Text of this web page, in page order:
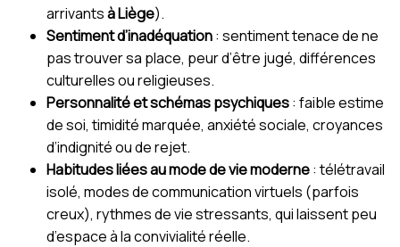
arrivantsà Liège).
Sentiment d’inadéquation: sentiment tenace de ne
pas trouver sa place, peur d’être jugé, différences
culturelles ou religieuses.
Personnalité et schémas psychiques: faible estime
de soi, timidité marquée, anxiété sociale, croyances
d’indignité ou de rejet.
Habitudes liées au mode de vie moderne: télétravail
isolé, modes de communication virtuels (parfois
creux), rythmes de vie stressants, qui laissent peu
d’espace à la convivialité réelle.